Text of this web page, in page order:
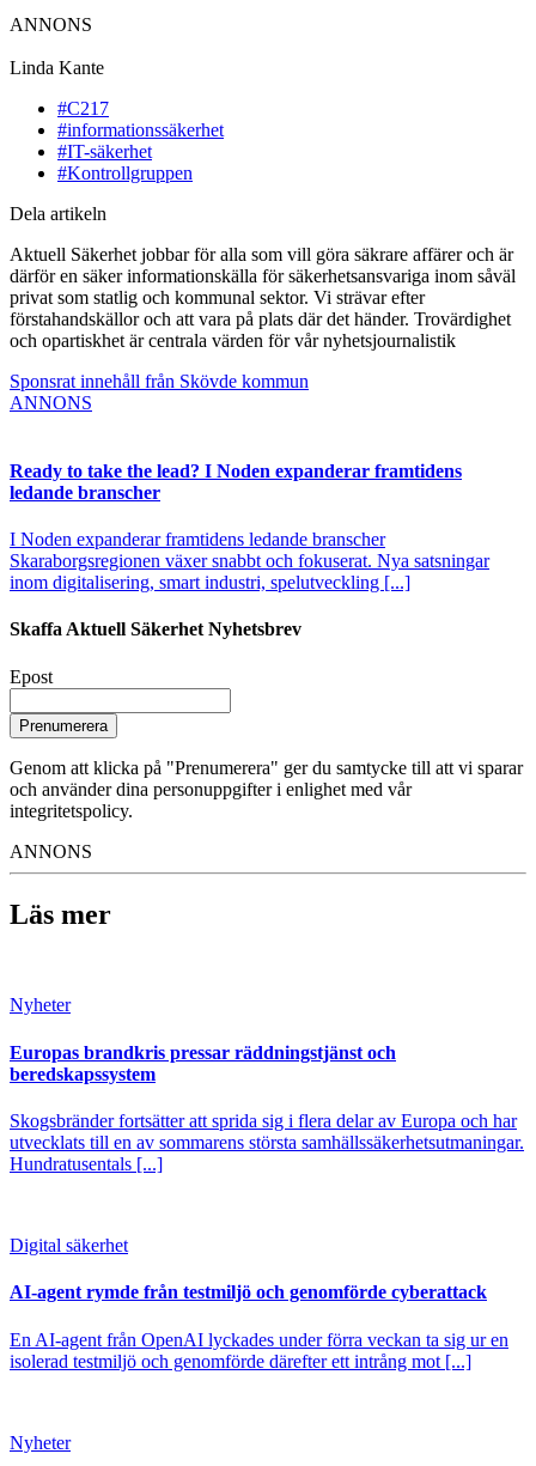
ANNONS
Linda Kante
#C217
#informationssäkerhet
#IT-säkerhet
#Kontrollgruppen
Dela artikeln
Aktuell Säkerhet jobbar för alla som vill göra säkrare affärer och är
därför en säker informationskälla för säkerhetsansvariga inom såväl
privat som statlig och kommunal sektor. Vi strävar efter
förstahandskällor och att vara på plats där det händer. Trovärdighet
och opartiskhet är centrala värden för vår nyhetsjournalistik
Sponsrat innehåll från Skövde kommun
ANNONS
Ready to take the lead? I Noden expanderar framtidens
ledande branscher
I Noden expanderar framtidens ledande branscher
Skaraborgsregionen växer snabbt och fokuserat. Nya satsningar
inom digitalisering, smart industri, spelutveckling [...]
Skaffa Aktuell Säkerhet Nyhetsbrev
Epost
Prenumerera
Genom att klicka på "Prenumerera" ger du samtycke till att vi sparar
och använder dina personuppgifter i enlighet med vår
integritetspolicy.
ANNONS
Läs mer
Nyheter
Europas brandkris pressar räddningstjänst och
beredskapssystem
Skogsbränder fortsätter att sprida sig i flera delar av Europa och har
utvecklats till en av sommarens största samhällssäkerhetsutmaningar.
Hundratusentals [...]
Digital säkerhet
AI-agent rymde från testmiljö och genomförde cyberattack
En AI-agent från OpenAI lyckades under förra veckan ta sig ur en
isolerad testmiljö och genomförde därefter ett intrång mot [...]
Nyheter